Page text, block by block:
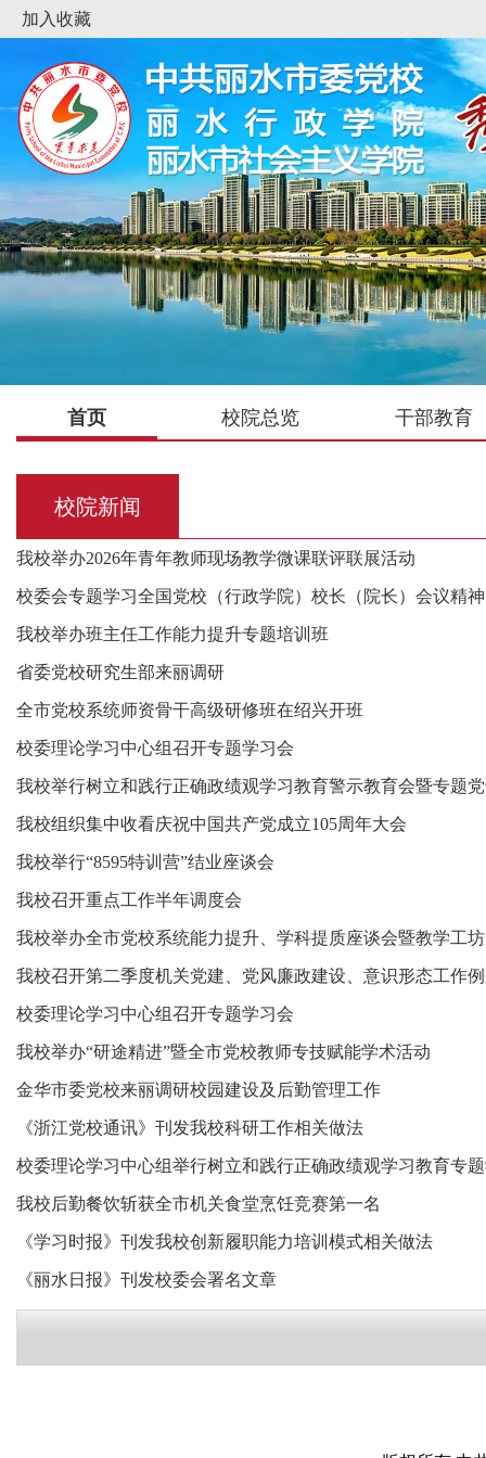
加入收藏
首页 校院总览 干部教育
校院新闻
我校举办2026年青年教师现场教学微课联评联展活动
校委会专题学习全国党校（行政学院）校长（院长）会议精神
我校举办班主任工作能力提升专题培训班
省委党校研究生部来丽调研
全市党校系统师资骨干高级研修班在绍兴开班
校委理论学习中心组召开专题学习会
我校举行树立和践行正确政绩观学习教育警示教育会暨专题
我校组织集中收看庆祝中国共产党成立105周年大会
我校举行“8595特训营”结业座谈会
我校召开重点工作半年调度会
我校举办全市党校系统能力提升、学科提质座谈会暨教学工坊
我校召开第二季度机关党建、党风廉政建设、意识形态工作
校委理论学习中心组召开专题学习会
我校举办“研途精进”暨全市党校教师专技赋能学术活动
金华市委党校来丽调研校园建设及后勤管理工作
《浙江党校通讯》刊发我校科研工作相关做法
校委理论学习中心组举行树立和践行正确政绩观学习教育专
我校后勤餐饮斩获全市机关食堂烹饪竞赛第一名
《学习时报》刊发我校创新履职能力培训模式相关做法
《丽水日报》刊发校委会署名文章